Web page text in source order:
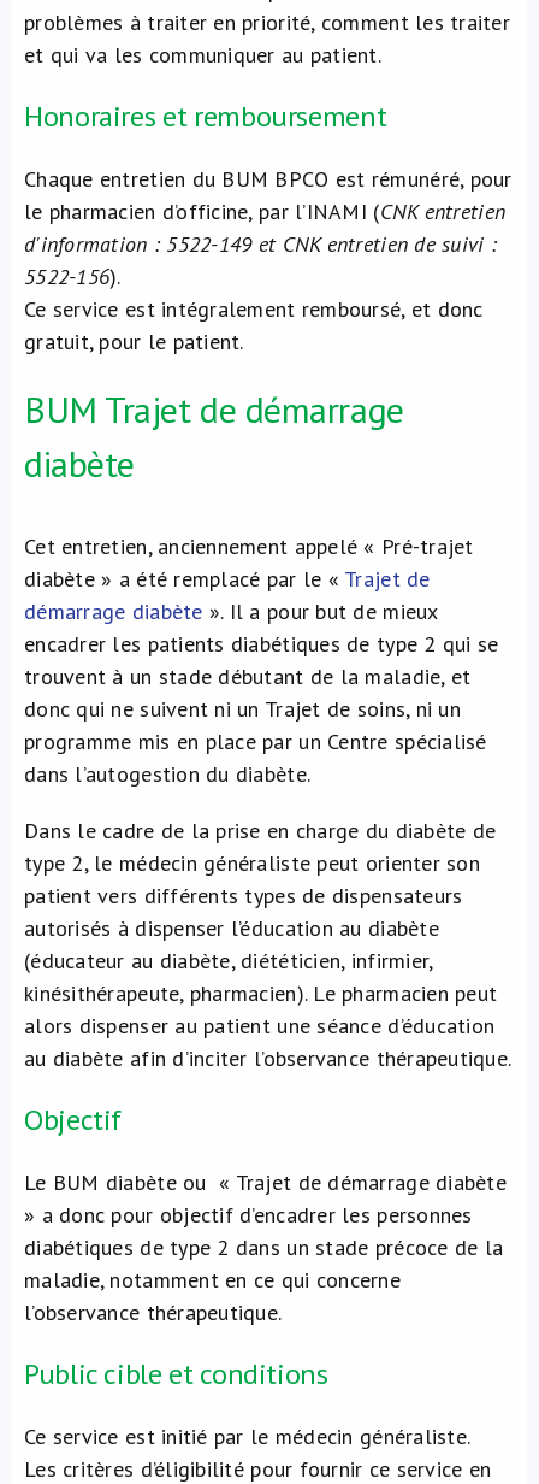
problèmes à traiter en priorité, comment les traiter
et qui va les communiquer au patient.
Honoraires et remboursement
Chaque entretien du BUM BPCO est rémunéré, pour
le pharmacien d’officine, par l’INAMI (CNK entretien
d'information : 5522-149 et CNK entretien de suivi :
5522-156).
Ce service est intégralement remboursé, et donc
gratuit, pour le patient.
BUM Trajet de démarrage
diabète
Cet entretien, anciennement appelé « Pré-trajet
diabète » a été remplacé par le « Trajet de
démarrage diabète ». Il a pour but de mieux
encadrer les patients diabétiques de type 2 qui se
trouvent à un stade débutant de la maladie, et
donc qui ne suivent ni un Trajet de soins, ni un
programme mis en place par un Centre spécialisé
dans l’autogestion du diabète.
Dans le cadre de la prise en charge du diabète de
type 2, le médecin généraliste peut orienter son
patient vers différents types de dispensateurs
autorisés à dispenser l’éducation au diabète
(éducateur au diabète, diététicien, infirmier,
kinésithérapeute, pharmacien). Le pharmacien peut
alors dispenser au patient une séance d’éducation
au diabète afin d’inciter l’observance thérapeutique.
Objectif
Le BUM diabète ou « Trajet de démarrage diabète
» a donc pour objectif d’encadrer les personnes
diabétiques de type 2 dans un stade précoce de la
maladie, notamment en ce qui concerne
l’observance thérapeutique.
Public cible et conditions
Ce service est initié par le médecin généraliste.
Les critères d’éligibilité pour fournir ce service en